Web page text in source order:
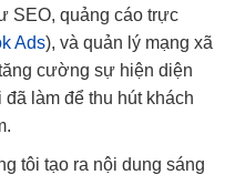
SEO, quảng cáo trực
Ads), và quản lý mạng xã
cường sự hiện diện
làm để thu hút khách
tôi tạo ra nội dung sáng